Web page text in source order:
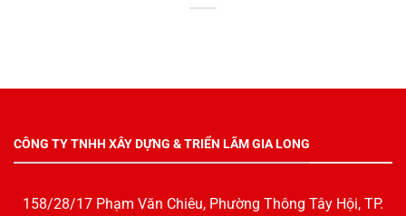
CÔNG TY TNHH XÂY DỰNG & TRIỂN LÃM GIA LONG
158/28/17 Phạm Văn Chiêu, Phường Thông Tây Hội, TP.